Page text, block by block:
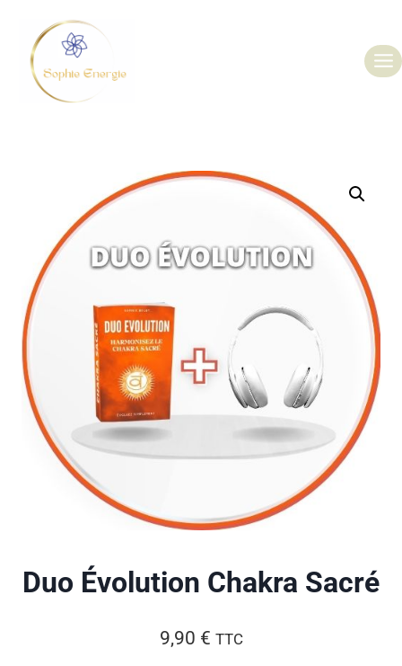
Duo Évolution Chakra Sacré
9,90 € TTC